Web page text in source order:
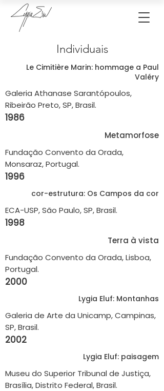
Individuais
Le Cimitière Marin: hommage a Paul
Valéry
Galeria Athanase Sarantópoulos,
Ribeirão Preto, SP, Brasil.
1986
Metamorfose
Fundação Convento da Orada,
Monsaraz, Portugal.
1996
cor-estrutura: Os Campos da cor
ECA-USP, São Paulo, SP, Brasil.
1998
Terra à vista
Fundação Convento da Orada, Lisboa,
Portugal.
2000
Lygia Eluf: Montanhas
Galeria de Arte da Unicamp, Campinas,
SP, Brasil.
2002
Lygia Eluf: paisagem
Museu do Superior Tribunal de Justiça,
Brasília, Distrito Federal, Brasil.